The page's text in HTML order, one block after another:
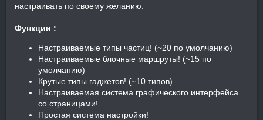
настраивать по своему желанию.
Функции :
Настраиваемые типы частиц! (~20 по умолчанию)
Настраиваемые блочные маршруты! (~15 по
умолчанию)
Крутые типы гаджетов! (~10 типов)
Настраиваемая система графического интерфейса
со страницами!
Простая система настройки!